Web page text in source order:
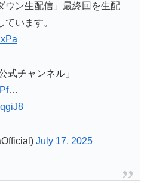
ウン生配信」最終回を生配
います。
式チャンネル」
…
July 17, 2025